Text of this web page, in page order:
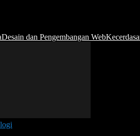
Desain dan Pengembangan Web